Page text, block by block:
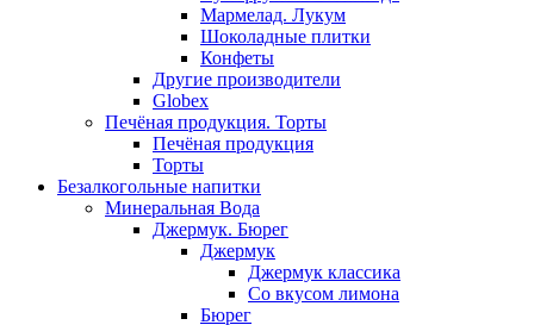
Мармелад. Лукум
Шоколадные плитки
Конфеты
Другие производители
Globex
Печёная продукция. Торты
Печёная продукция
Торты
Безалкогольные напитки
Минеральная Вода
Джермук. Бюрег
Джермук
Джермук классика
Со вкусом лимона
Бюрег